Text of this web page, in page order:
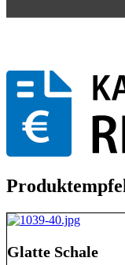
Glatte Schale